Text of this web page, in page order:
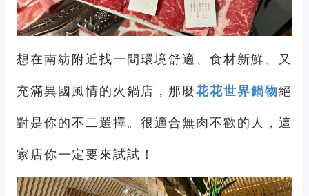
想在南紡附近找一間環境舒適、食材新鮮、又
充滿異國風情的火鍋店，那麼花花世界鍋物絕
對是你的不二選擇。很適合無肉不歡的人，這
家店你一定要來試試！